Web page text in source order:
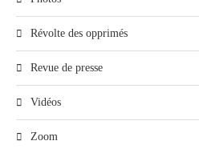
Révolte des opprimés
Revue de presse
Vidéos
Zoom